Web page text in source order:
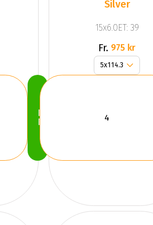
Köp
Nu
Silver
15x6.0ET: 39
Fr. 975 kr